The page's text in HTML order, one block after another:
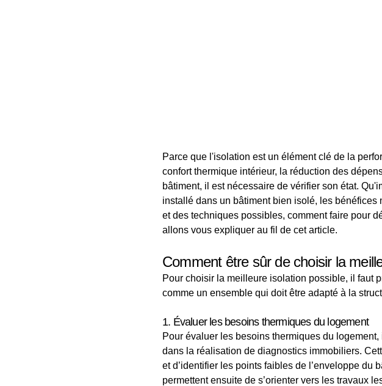
Parce que l'isolation est un élément clé de la
confort thermique intérieur, la réduction des
bâtiment, il est nécessaire de vérifier son état.
installé dans un bâtiment bien isolé, les
et des techniques possibles, comment faire pour
allons vous expliquer au fil de cet article.
Comment être sûr de choisir la
Pour choisir la meilleure isolation possible, il faut
comme un ensemble qui doit être adapté à la
1. Évaluer les besoins thermiques du logement
Pour évaluer les besoins thermiques du
dans la réalisation de diagnostics immobiliers.
et d’identifier les points faibles de l’enveloppe du
permettent ensuite de s’orienter vers les travaux